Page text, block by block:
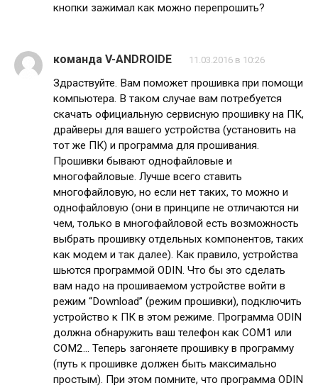
кнопки зажимал как можно перепрошить?
команда V-ANDROIDE 11.03.2016 в 10:26
Здраствуйте. Вам поможет прошивка при помощи
компьютера. В таком случае вам потребуется
скачать официальную сервисную прошивку на ПК,
драйверы для вашего устройства (установить на
тот же ПК) и программа для прошивания.
Прошивки бывают однофайловые и
многофайловые. Лучше всего ставить
многофайловую, но если нет таких, то можно и
однофайловую (они в принципе не отличаются ни
чем, только в многофайловой есть возможность
выбрать прошивку отдельных компонентов, таких
как модем и так далее). Как правило, устройства
шьются программой ODIN. Что бы это сделать
вам надо на прошиваемом устройстве войти в
режим “Download” (режим прошивки), подключить
устройство к ПК в этом режиме. Программа ODIN
должна обнаружить ваш телефон как COM1 или
COM2… Теперь загоняете прошивку в программу
(путь к прошивке должен быть максимально
простым). При этом помните, что программа ODIN